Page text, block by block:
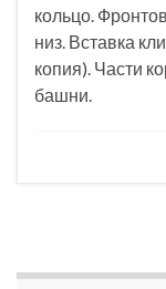
кольцо.
низ. Вставка
копия). Части
башни.